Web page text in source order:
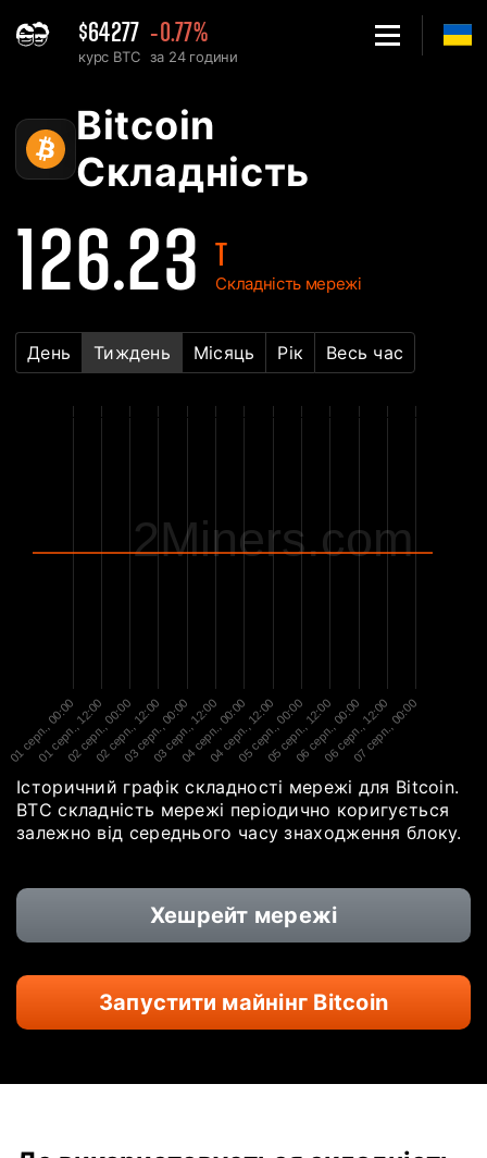
$64277
курс BTC
-0.77%
за 24 години
Bitcoin
Складність
126.23T
Складність мережі
День Тиждень Місяць Рік Весь час
2Miners.com
01 серп., 00:00
01 серп., 12:00
02 серп., 00:00
02 серп., 12:00
03 серп., 00:00
03 серп., 12:00
04 серп., 00:00
04 серп., 12:00
05 серп., 00:00
05 серп., 12:00
06 серп., 00:00
06 серп., 12:00
07 серп., 00:00
Історичний графік складності мережі для Bitcoin.
BTC складність мережі періодично коригується
залежно від середнього часу знаходження блоку.
Хешрейт мережі
Запустити майнінг Bitcoin